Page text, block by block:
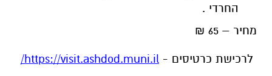
החרדי .
מחיר – 65 ₪
לרכישת כרטיסים - https://visit.ashdod.muni.il/